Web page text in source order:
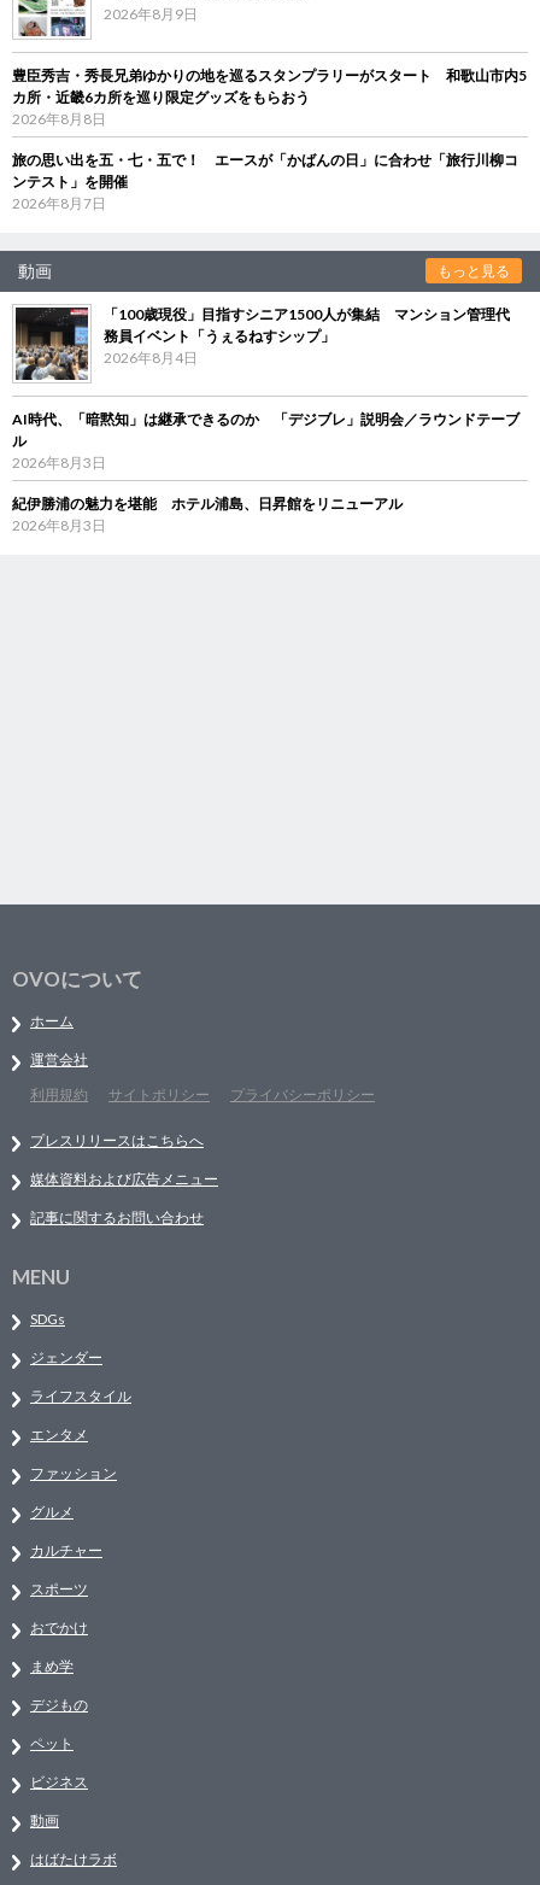
2026年8月9日
豊臣秀吉・秀長兄弟ゆかりの地を巡るスタンプラリーがスタート 和歌山市内5
カ所・近畿6カ所を巡り限定グッズをもらおう
2026年8月8日
旅の思い出を五・七・五で！ エースが「かばんの日」に合わせ「旅行川柳コ
ンテスト」を開催
2026年8月7日
動画 もっと見る
「100歳現役」目指すシニア1500人が集結 マンション管理代
務員イベント「うぇるねすシップ」
2026年8月4日
AI時代、「暗黙知」は継承できるのか 「デジブレ」説明会／ラウンドテーブ
ル
2026年8月3日
紀伊勝浦の魅力を堪能 ホテル浦島、日昇館をリニューアル
2026年8月3日
OVOについて
ホーム
運営会社
利用規約
サイトポリシー プライバシーポリシー
プレスリリースはこちらへ
媒体資料および広告メニュー
記事に関するお問い合わせ
MENU
SDGs
ジェンダー
ライフスタイル
エンタメ
ファッション
グルメ
カルチャー
スポーツ
おでかけ
まめ学
デジもの
ペット
ビジネス
動画
はばたけラボ